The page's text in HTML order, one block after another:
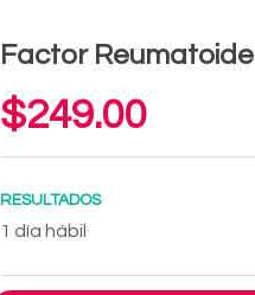
Factor Reumatoide
$249.00
RESULTADOS
1 día hábil